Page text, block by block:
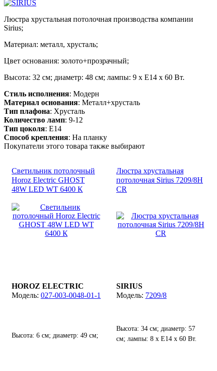
Люстра хрустальная потолочная производства компании
Sirius;
Материал: металл, хрусталь;
Цвет основания: золото+прозрачный;
Высота: 32 см; диаметр: 48 см; лампы: 9 х Е14 х 60 Вт.
Стиль исполнения: Модерн
Материал основания: Металл+хрусталь
Тип плафона: Хрусталь
Количество ламп: 9-12
Тип цоколя: E14
Способ крепления: На планку
Покупатели этого товара также выбирают
Светильник потолочный
Horoz Electric GHOST
48W LED WT 6400 К
HOROZ ELECTRIC
027-003-0048-01-1
Высота: 6 см; диаметр: 49 см;
Люстра хрустальная
потолочная Sirius 7209/8Н
CR
SIRIUS
7209/8
Высота: 34 см; диаметр: 57
см; лампы: 8 х Е14 х 60 Вт.